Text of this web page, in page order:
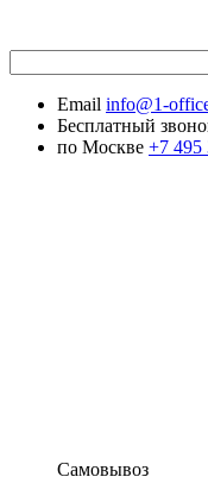
Email info@1-
Бесплатный
по Москве +7 495
Самовывоз